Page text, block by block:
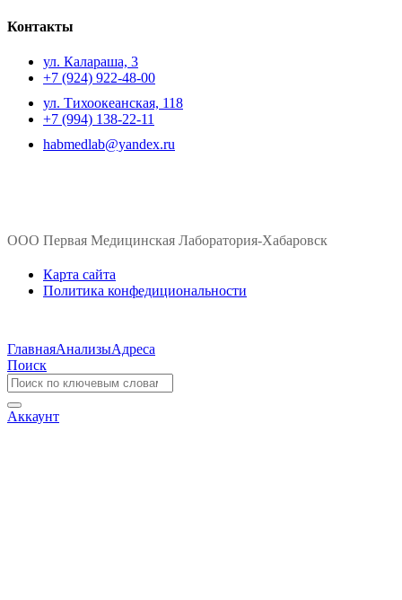
Контакты
ул. ​Калараша, 3
+7 (924) 922-48-00
ул. ​Тихоокеанская, 118
+7 (994) 138-22-11
habmedlab@yandex.ru
ООО Первая Медицинская Лаборатория-Хабаровск
Карта сайта
Политика конфедициональности
ГлавнаяАнализыАдреса
Поиск
Аккаунт